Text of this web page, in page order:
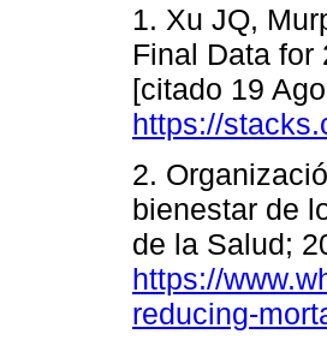
1. Xu JQ,
Final Data for
[citado 19
https://
2.
bienestar de
de la Salud;
https://
reducing-